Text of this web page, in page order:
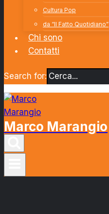
Cultura Pop
da “Il Fatto Quotidiano”
Chi sono
Contatti
Search for:
Marco Marangio